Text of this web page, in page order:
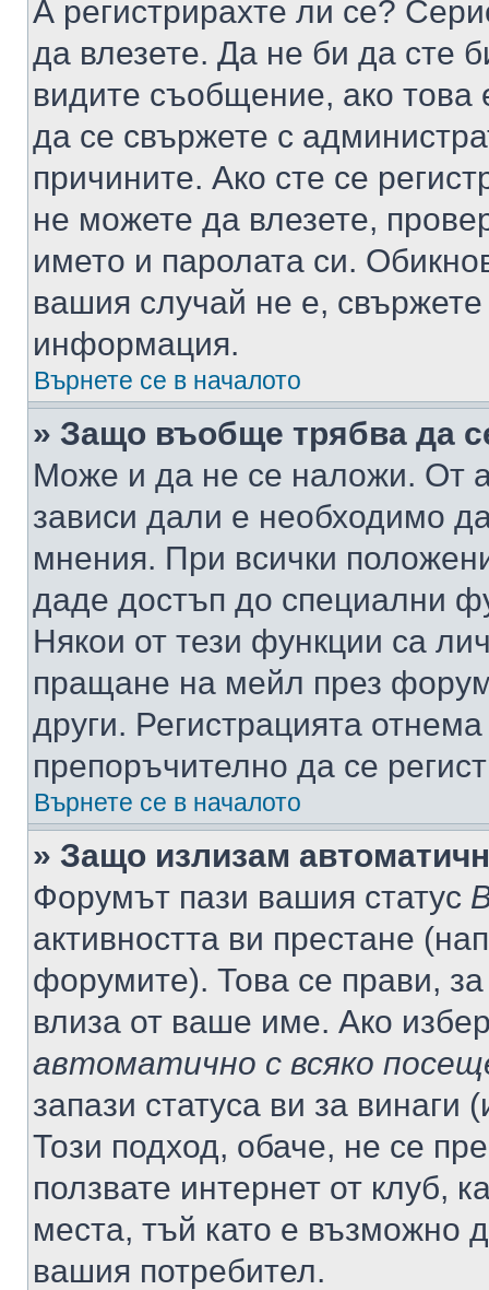
А регистрирахте ли се?
да влезете. Да не би да сте
видите съобщение, ако това
да се свържете с
причините. Ако сте се
не можете да влезете,
името и паролата си.
вашия случай не е,
информация.
Върнете се в началото
» Защо въобще трябва да
Може и да не се наложи. От
зависи дали е необходимо
мнения. При всички
даде достъп до специални
Някои от тези функции са
пращане на мейл през
други. Регистрацията
препоръчително да се
Върнете се в началото
» Защо излизам
Форумът пази вашия статус
активността ви престане
форумите). Това се прави,
влиза от ваше име. Ако
автоматично с всяко
запази статуса ви за винаги
Този подход, обаче, не се
ползвате интернет от клуб,
места, тъй като е възможно
вашия потребител.